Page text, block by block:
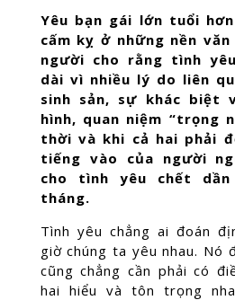
Yêu bạn gái lớn tuổi
cấm kỵ ở những nền
người cho rằng tình
dài vì nhiều lý do liên
sinh sản, sự khác biệt
hình, quan niệm “trọng
thời và khi cả hai phải
tiếng vào của người
cho tình yêu chết
tháng.
Tình yêu chẳng ai đoán
giờ chúng ta yêu nhau. Nó
cũng chẳng cần phải có
hai hiểu và tôn trọng